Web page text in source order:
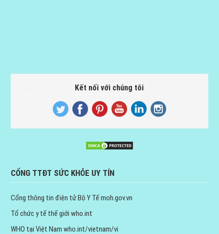
Kết nối với chúng tôi
CỔNG TTĐT SỨC KHỎE UY TÍN
Cổng thông tin điện tử Bộ Y Tếmoh.gov.vn
Tổ chức y tế thế giới who.int
WHO tại Việt Nam who.int/vietnam/vi